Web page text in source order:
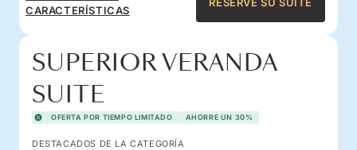
CARACTERÍSTICAS
SUPERIOR VERANDA
SUITE
OFERTA POR TIEMPO LIMITADO AHORRE UN 30%
DESTACADOS DE LA CATEGORÍA